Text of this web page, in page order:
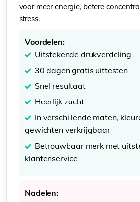
voor meer energie, betere
stress.
Voordelen:
Uitstekende drukverdeling
30 dagen gratis uittesten
Snel resultaat
Heerlijk zacht
In verschillende maten,
gewichten verkrijgbaar
Betrouwbaar merk met
klantenservice
Nadelen: